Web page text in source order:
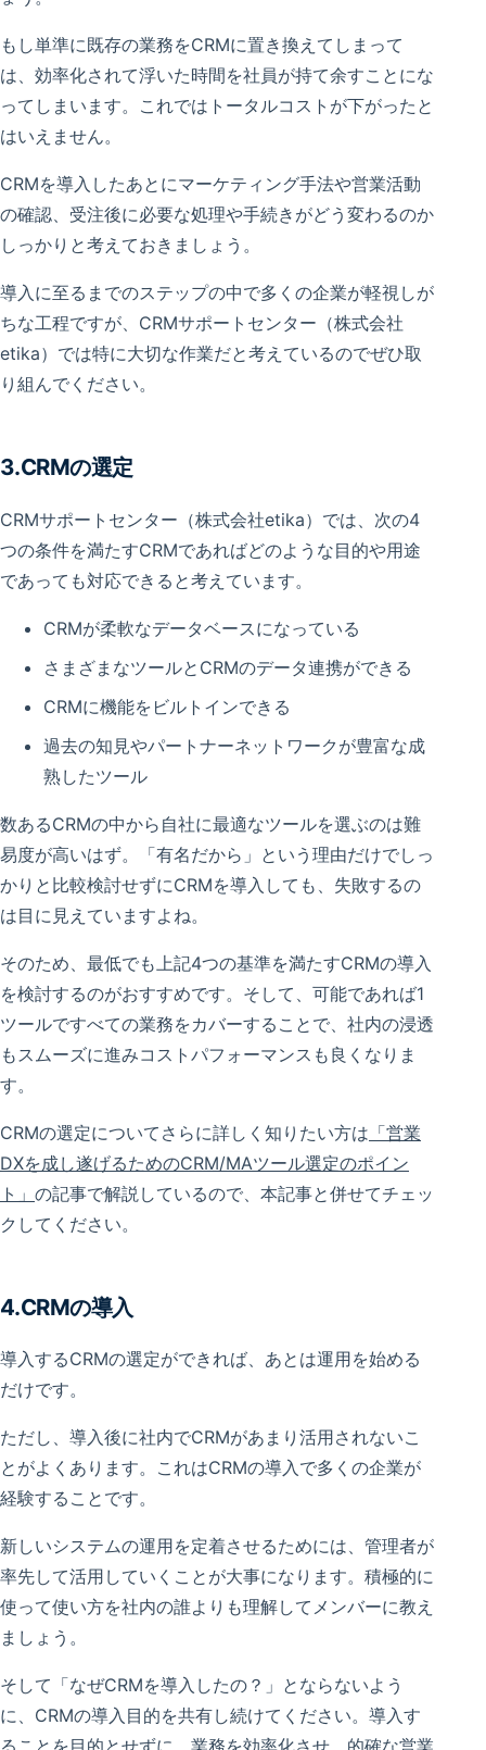
もし単準に既存の業務をCRMに置き換えてしまって
は、効率化されて浮いた時間を社員が持て余すことにな
ってしまいます。これではトータルコストが下がったと
はいえません。
CRMを導入したあとにマーケティング手法や営業活動
の確認、受注後に必要な処理や手続きがどう変わるのか
しっかりと考えておきましょう。
導入に至るまでのステップの中で多くの企業が軽視しが
ちな工程ですが、CRMサポートセンター（株式会社
etika）では特に大切な作業だと考えているのでぜひ取
り組んでください。
3.CRMの選定
CRMサポートセンター（株式会社etika）では、次の4
つの条件を満たすCRMであればどのような目的や用途
であっても対応できると考えています。
CRMが柔軟なデータベースになっている
さまざまなツールとCRMのデータ連携ができる
CRMに機能をビルトインできる
過去の知見やパートナーネットワークが豊富な成
熟したツール
数あるCRMの中から自社に最適なツールを選ぶのは難
易度が高いはず。「有名だから」という理由だけでしっ
かりと比較検討せずにCRMを導入しても、失敗するの
は目に見えていますよね。
そのため、最低でも上記4つの基準を満たすCRMの導入
を検討するのがおすすめです。そして、可能であれば1
ツールですべての業務をカバーすることで、社内の浸透
もスムーズに進みコストパフォーマンスも良くなりま
す。
CRMの選定についてさらに詳しく知りたい方は 「営業
DXを成し遂げるためのCRM/MAツール選定のポイン
ト」 の記事で解説しているので、本記事と併せてチェッ
クしてください。
4.CRMの導入
導入するCRMの選定ができれば、あとは運用を始める
だけです。
ただし、導入後に社内でCRMがあまり活用されないこ
とがよくあります。これはCRMの導入で多くの企業が
経験することです。
新しいシステムの運用を定着させるためには、管理者が
率先して活用していくことが大事になります。積極的に
使って使い方を社内の誰よりも理解してメンバーに教え
ましょう。
そして「なぜCRMを導入したの？」とならないよう
に、CRMの導入目的を共有し続けてください。導入す